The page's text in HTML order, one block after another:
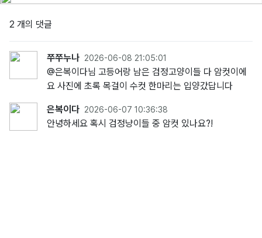
2 개의 댓글
쭈쭈누나 2026-06-08 21:05:01
@은복이다님 고등어랑 남은 검정고양이들 다 암컷이에
요 사진에 초록 목걸이 수컷 한마리는 입양갔답니다
은복이다 2026-06-07 10:36:38
안녕하세요 혹시 검정냥이들 중 암컷 있나요?!